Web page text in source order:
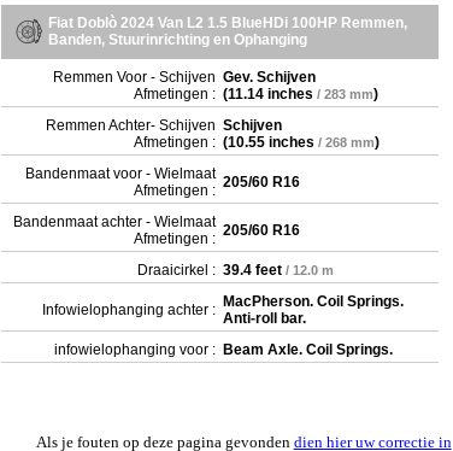
Fiat Doblò 2024 Van L2 1.5 BlueHDi 100HP Remmen,
Banden, Stuurinrichting en Ophanging
Remmen Voor - Schijven
Afmetingen :
Gev. Schijven
(11.14 inches / 283 mm)
Remmen Achter- Schijven
Afmetingen :
Schijven
(10.55 inches / 268 mm)
Bandenmaat voor - Wielmaat
Afmetingen : 205/60 R16
Bandenmaat achter - Wielmaat
Afmetingen : 205/60 R16
Draaicirkel : 39.4 feet / 12.0 m
Infowielophanging achter : MacPherson. Coil Springs.
Anti-roll bar.
infowielophanging voor : Beam Axle. Coil Springs.
Als je fouten op deze pagina gevonden dien hier uw correctie in